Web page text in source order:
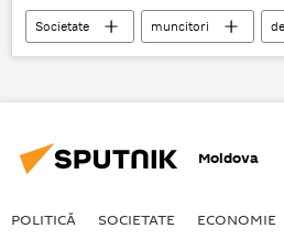
Societate muncitori
Germania
Moldova
POLITICĂ SOCIETATE ECONOMIE